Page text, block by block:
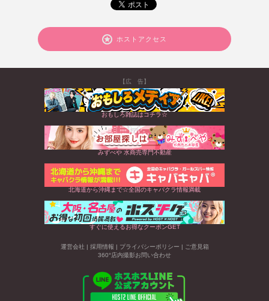
ホストアクセス
【広 告】
おもしろ雑誌はコチラ☆
みずべや 水商売専門不動産
北海道から沖縄まで☆全国のキャバクラ情報満載
すぐに使えるお得なクーポンGET
運営会社 | 採用情報 | プライバシーポリシー | ご意見箱
360°店内撮影お問い合わせ